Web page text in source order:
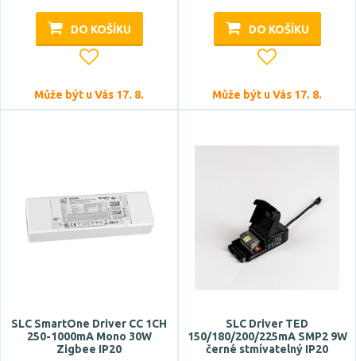
DO KOŠÍKU
Může být u Vás 17. 8.
DO KOŠÍKU
Může být u Vás 17. 8.
SLC SmartOne Driver CC 1CH
250-1000mA Mono 30W
Zigbee IP20
SLC Driver TED
150/180/200/225mA SMP2 9W
černé stmívatelný IP20